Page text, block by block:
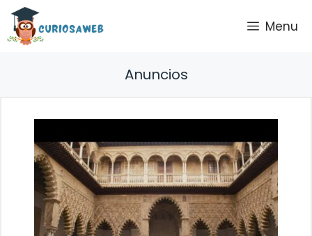
Saltar
contenido
Menu
Anuncios